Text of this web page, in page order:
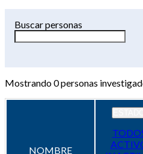
Buscar personas
Mostrando0personas
NOMBRE